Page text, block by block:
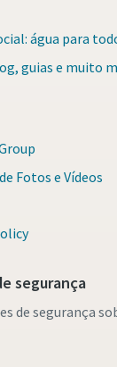
água para
guias e muito
Fotos e Vídeos
segurança
de segurança